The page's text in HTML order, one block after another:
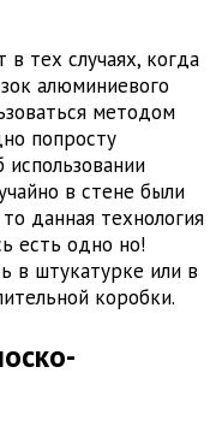
тех случаях, когда
алюминиевого
методом
попросту
использовании
в стене были
данная технология
есть одно но!
в штукатурке или в
коробки.